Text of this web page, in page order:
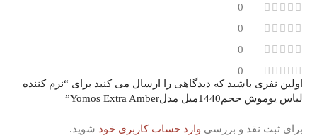
0
0
0
0
اولین نفری باشید که دیدگاهی را ارسال می کنید برای “نرم کننده
لباس یوموش حجم1440میل مدلYomos Extra Amber”
برای ثبت نقد و بررسی وارد حساب کاربری خود شوید.